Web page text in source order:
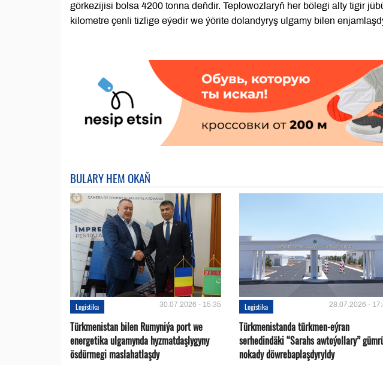
görkezijisi bolsa 4200 tonna deňdir. Teplowozlaryň her bölegi alty tigir
kilometre çenli tizlige eýedir we ýörite dolandyryş ulgamy bilen
BULARY HEM OKAŇ
Logistika 30.07.2026 - 15:35
Türkmenistan bilen Rumyniýa port we
energetika ulgamynda hyzmatdaşlygyny
ösdürmegi maslahatlaşdy
Logistika 28.07.2026 -
Türkmenistanda türkmen-eýran
serhedindäki “Sarahs awtoýollary”
nokady döwrebaplaşdyryldy